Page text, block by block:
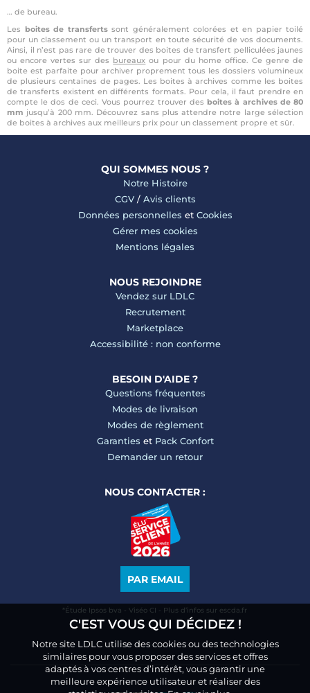
… de bureau.
Les boites de transfertssont généralement colorées et en papier toilé
pour un classement ou un transport en toute sécurité de vos documents.
Ainsi, il n’est pas rare de trouver des boites de transfert pelliculées jaunes
ou encore vertes sur des bureaux ou pour du home office. Ce genre de
boite est parfaite pour archiver proprement tous les dossiers volumineux
de plusieurs centaines de pages. Les boites à archives comme les boites
de transferts existent en différents formats. Pour cela, il faut prendre en
compte le dos de ceci. Vous pourrez trouver des boites à archives de 80
mm jusqu’à 200 mm. Découvrez sans plus attendre notre large sélection
de boites à archives aux meilleurs prix pour un classement propre et sûr.
QUI SOMMES NOUS ?
Notre Histoire
CGV/ Avis clients
Données personnelles et Cookies
Gérer mes cookies
Mentions légales
NOUS REJOINDRE
Vendez sur LDLC
Recrutement
Marketplace
Accessibilité : non conforme
BESOIN D'AIDE ?
Questions fréquentes
Modes de livraison
Modes de règlement
Garanties et Pack Confort
Demander un retour
NOUS CONTACTER :
PAR EMAIL
*Étude Ipsos bva - Viséo CI - Plus d’infos sur escda.fr
C'EST VOUS QUI DÉCIDEZ !
Notre site LDLC utilise des cookies ou des technologies
similaires pour vous proposer des services et offres
adaptés à vos centres d’intérêt, vous garantir une
meilleure expérience utilisateur et réaliser des